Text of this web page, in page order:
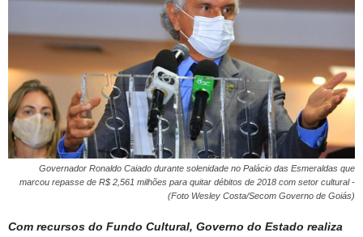
Governador Ronaldo Caiado durante solenidade no Palácio das Esmeraldas que
marcou repasse de R$ 2,561 milhões para quitar débitos de 2018 com setor cultural -
(Foto Wesley Costa/Secom Governo de Goiás)
Com recursos do Fundo Cultural, Governo do Estado realiza